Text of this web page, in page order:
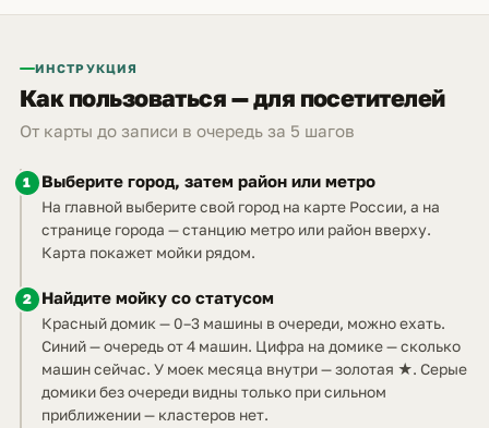
ИНСТРУКЦИЯ
Как пользоваться — для посетителей
От карты до записи в очередь за 5 шагов
1 Выберите город, затем район или метро
На главной выберите свой город на карте России, а на
странице города — станцию метро или район вверху.
Карта покажет мойки рядом.
2 Найдите мойку со статусом
Красный домик — 0–3 машины в очереди, можно ехать.
Синий — очередь от 4 машин. Цифра на домике — сколько
машин сейчас. У моек месяца внутри — золотая ★. Серые
домики без очереди видны только при сильном
приближении — кластеров нет.